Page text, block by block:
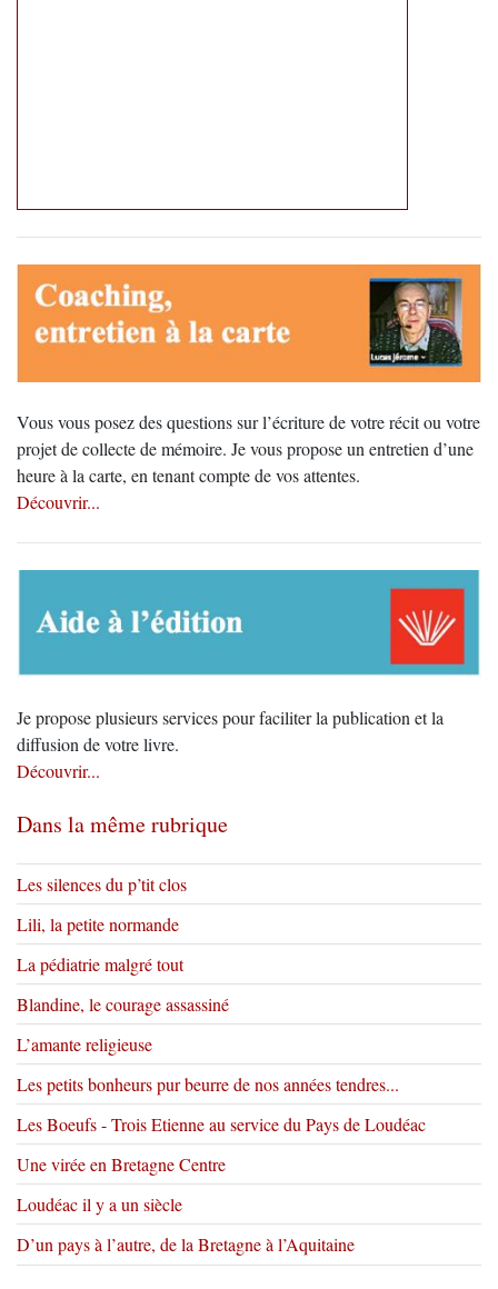
Vous vous posez des questions sur l’écriture de votre récit ou votre
projet de collecte de mémoire. Je vous propose un entretien d’une
heure à la carte, en tenant compte de vos attentes.
Découvrir...
Je propose plusieurs services pour faciliter la publication et la
diffusion de votre livre.
Découvrir...
Dans la même rubrique
Les silences du p’tit clos
Lili, la petite normande
La pédiatrie malgré tout
Blandine, le courage assassiné
L’amante religieuse
Les petits bonheurs pur beurre de nos années tendres...
Les Boeufs - Trois Etienne au service du Pays de Loudéac
Une virée en Bretagne Centre
Loudéac il y a un siècle
D’un pays à l’autre, de la Bretagne à l’Aquitaine